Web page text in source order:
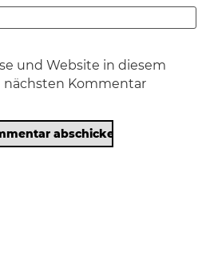
und Website in diesem
nächsten Kommentar